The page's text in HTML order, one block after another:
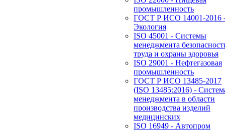
промышленность
ГОСТ Р ИСО 14001-2016
Экология
ISO 45001 - Системы
менеджмента
труда и охраны здоровья
ISO 29001 - Нефтегазовая
промышленность
ГОСТ Р ИСО 13485-2017
(ISO 13485:2016) -
менеджмента в области
производства изделий
медицинских
ISO 16949 - Автопром